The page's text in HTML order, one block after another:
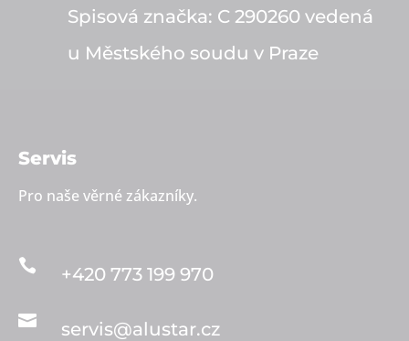
Spisová značka: C 290260 vedená
u Městského soudu v Praze
Servis
Pro naše věrné zákazníky.
 +420 773 199 970
 servis@alustar.cz